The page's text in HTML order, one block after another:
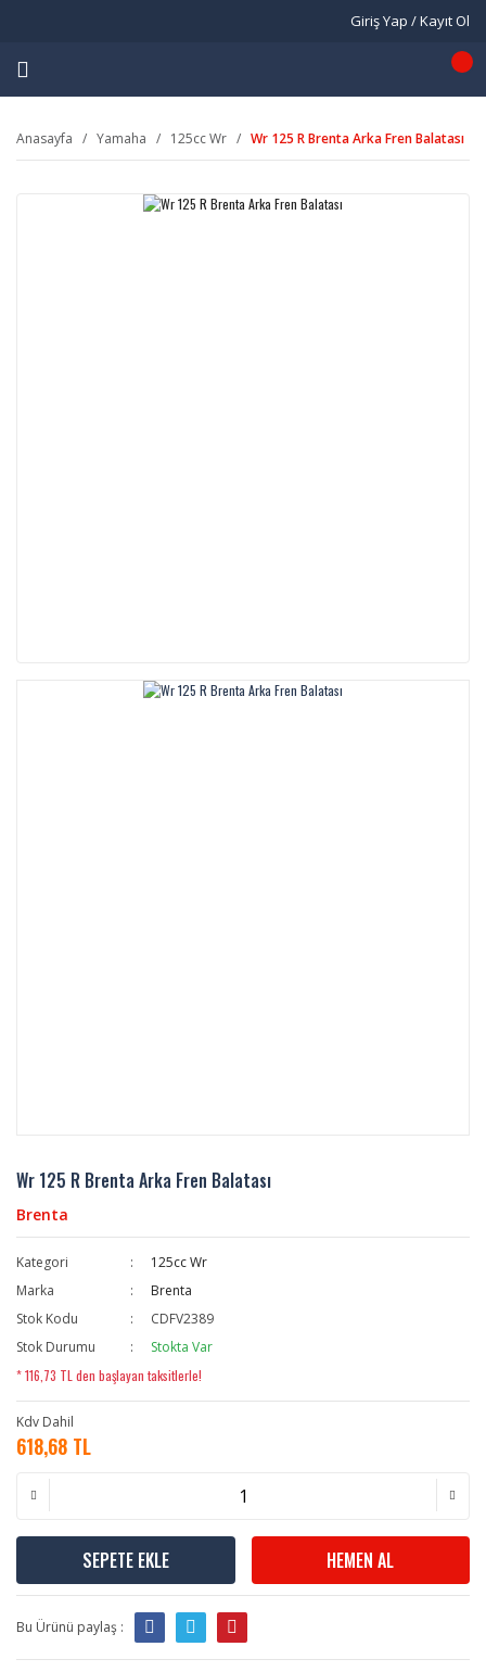
Giriş Yap / Kayıt Ol
Anasayfa Yamaha 125cc Wr Wr 125 R Brenta Arka Fren Balatası
Wr 125 R Brenta Arka Fren Balatası
Brenta
Kategori
125cc Wr
Marka
Brenta
Stok Kodu
CDFV2389
Stok Durumu
Stokta Var
* 116,73 TL den başlayan taksitlerle!
Kdv Dahil
618,68 TL
SEPETE EKLE HEMEN AL
Bu Ürünü paylaş :